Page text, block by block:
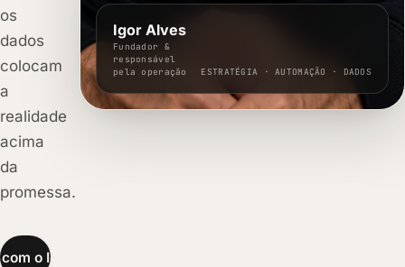
os
dados
colocam
a
realidade
acima
da
promessa.
o Igor
Igor Alves
Fundador &
responsável
pela operação
ESTRATÉGIA · AUTOMAÇÃO · DADOS